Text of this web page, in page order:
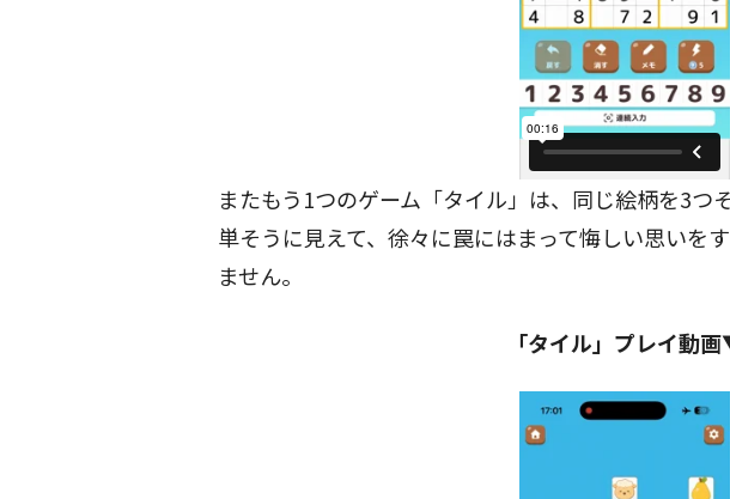
またもう1つのゲーム「タイル」は、同じ絵柄を3つ
単そうに見えて、徐々に罠にはまって悔しい思いを
ません。
「タイル」プレイ動